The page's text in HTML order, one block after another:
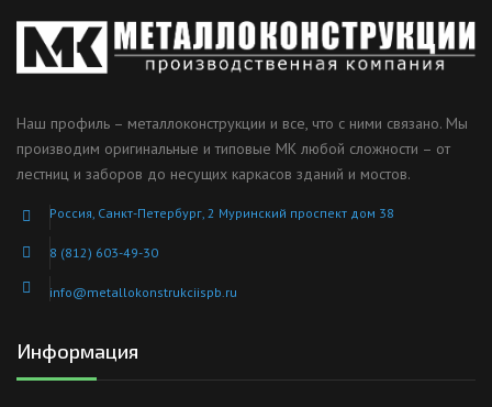
Наш профиль – металлоконструкции и все, что с ними связано. Мы
производим оригинальные и типовые МК любой сложности – от
лестниц и заборов до несущих каркасов зданий и мостов.
Россия, Санкт-Петербург, 2 Муринский проспект дом 38
8 (812) 603-49-30
info@metallokonstrukciispb.ru
Информация